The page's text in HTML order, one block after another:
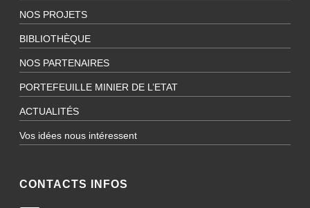
NOS PROJETS
BIBLIOTHÈQUE
NOS PARTENAIRES
PORTEFEUILLE MINIER DE L’ETAT
ACTUALITÉS
Vos idées nous intéressent
CONTACTS INFOS